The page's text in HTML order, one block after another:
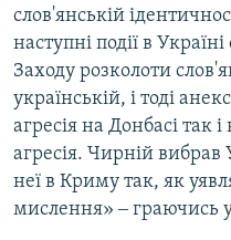
слов'янській
наступні події в
Заходу розколоти
українській, і тоді
агресія на Донбасі так
агресія. Чирній вибрав
неї в Криму так, як
мислення» ‒ граючись